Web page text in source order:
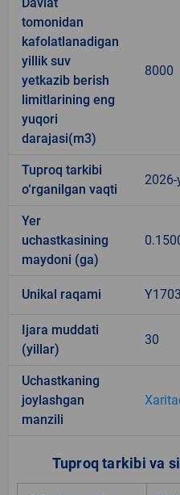
tomonidan
kafolatlanadigan
yillik suv
yetkazib berish
limitlarining eng
yuqori
darajasi(m3)
8000
Tuproq tarkibi
o‘rganilgan vaqti
Yer
uchastkasining
maydoni (ga)
Unikal raqami
Ijara muddati
(yillar)
30
Uchastkaning
joylashgan
manzili
Tuproq tarkibi va